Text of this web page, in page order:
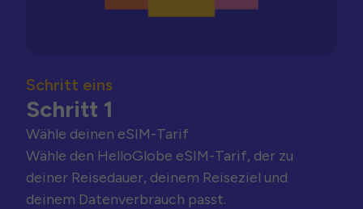
Schritt eins
Schritt 1
Wähle deinen eSIM-Tarif
Wähle den HelloGlobe eSIM-Tarif, der zu
deiner Reisedauer, deinem Reiseziel und
deinem Datenverbrauch passt.